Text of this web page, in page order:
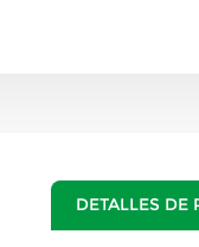
DETALLES DE